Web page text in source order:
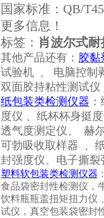
国家标准：QB/
更多信息！
标签： 肖波尔式
其他产品还有： 胶黏
试验机
电脑控制
双面胶持粘性测试
纸包装类检测仪器
度仪
、纸杯杯身挺
透气度测定仪、
赫
可勃吸收取样器
、
封强度仪、电子撕裂
塑料软包装类检测仪器
食品袋密封性检测仪，
饮料瓶瓶盖扭矩扭力仪
试仪，真空包装袋密封